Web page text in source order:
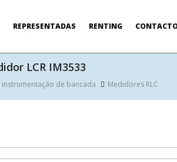
REPRESENTADAS RENTING
LCR IM3533
instrumentação de bancada Medidores RLC